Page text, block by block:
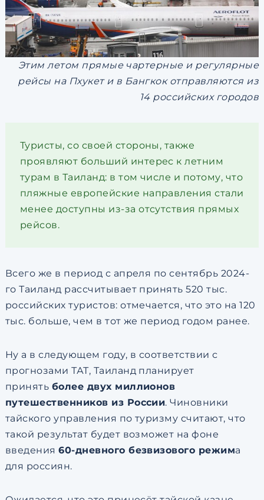
Этим летом прямые чартерные и регулярные
рейсы на Пхукет и в Бангкок отправляются из
14 российских городов
Туристы, со своей стороны, также
проявляют больший интерес к летним
турам в Таиланд: в том числе и потому, что
пляжные европейские направления стали
менее доступны из-за отсутствия прямых
рейсов.
Всего же в период с апреля по сентябрь 2024-
го Таиланд рассчитывает принять 520 тыс.
российских туристов: отмечается, что это на 120
тыс. больше, чем в тот же период годом ранее.
Ну а в следующем году, в соответствии с
прогнозами ТАТ, Таиланд планирует
принять более двух миллионов
путешественников из России. Чиновники
тайского управления по туризму считают, что
такой результат будет возможет на фоне
введения60-дневного безвизового режима
для россиян.